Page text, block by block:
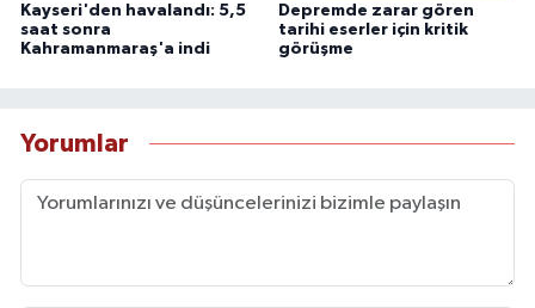
Kayseri'den havalandı: 5,5
saat sonra
Kahramanmaraş'a indi
Depremde zarar gören
tarihi eserler için kritik
görüşme
Yorumlar